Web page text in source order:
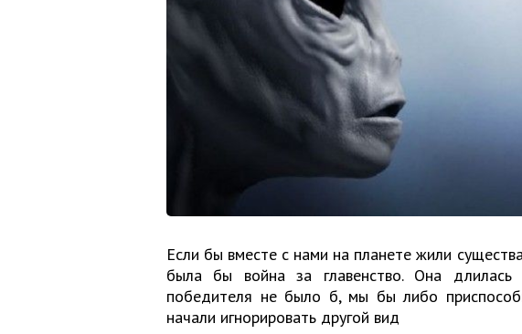
Если бы вместе с нами на планете жили
была бы война за главенство. Она
победителя не было б, мы бы либо
начали игнорировать другой вид